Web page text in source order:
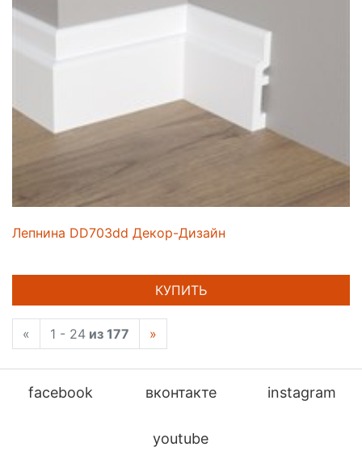
Лепнина DD703dd Декор-Дизайн
КУПИТЬ
« 1 - 24 из 177 »
facebook вконтакте instagram
youtube